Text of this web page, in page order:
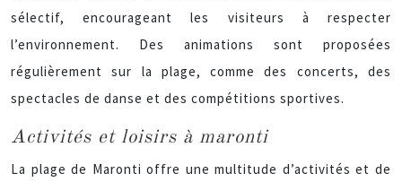
sélectif, encourageant les visiteurs à respecter
l’environnement. Des animations sont proposées
régulièrement sur la plage, comme des concerts, des
spectacles de danse et des compétitions sportives.
Activités et loisirs à maronti
La plage de Maronti offre une multitude d’activités et de